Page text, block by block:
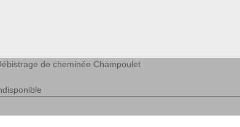
de cheminée Champoulet